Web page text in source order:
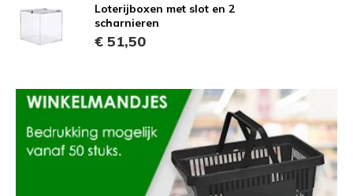
Loterijboxen met slot en 2
scharnieren
€ 51,50